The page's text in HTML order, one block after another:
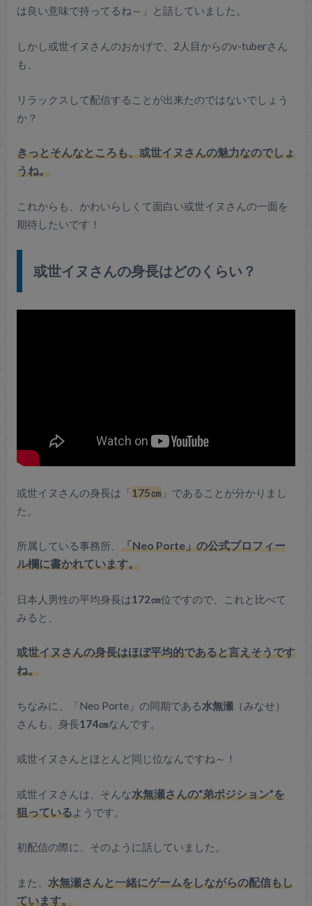
は良い意味で持ってるね～」と話していました。
しかし或世イヌさんのおかげで、2人目からのv-tuberさん
も、
リラックスして配信することが出来たのではないでしょう
か？
きっとそんなところも、或世イヌさんの魅力なのでしょ
うね。
これからも、かわいらしくて面白い或世イヌさんの一面を
期待したいです！
或世イヌさんの身長はどのくらい？
或世イヌさんの身長は「175㎝ 」であることが分かりまし
た。
所属している事務所、 「Neo Porte」の公式プロフィー
ル欄に書かれています。
日本人男性の平均身長は172㎝位ですので、これと比べて
みると、
或世イヌさんの身長はほぼ平均的であると言えそうです
ね。
ちなみに、「Neo Porte」の同期である水無瀬（みなせ）
さんも、身長174㎝なんです。
或世イヌさんとほとんど同じ位なんですね～！
或世イヌさんは、そんな水無瀬さんの“弟ポジション”を
狙っているようです。
初配信の際に、そのように話していました。
また、 水無瀬さんと一緒にゲームをしながらの配信もし
ています。